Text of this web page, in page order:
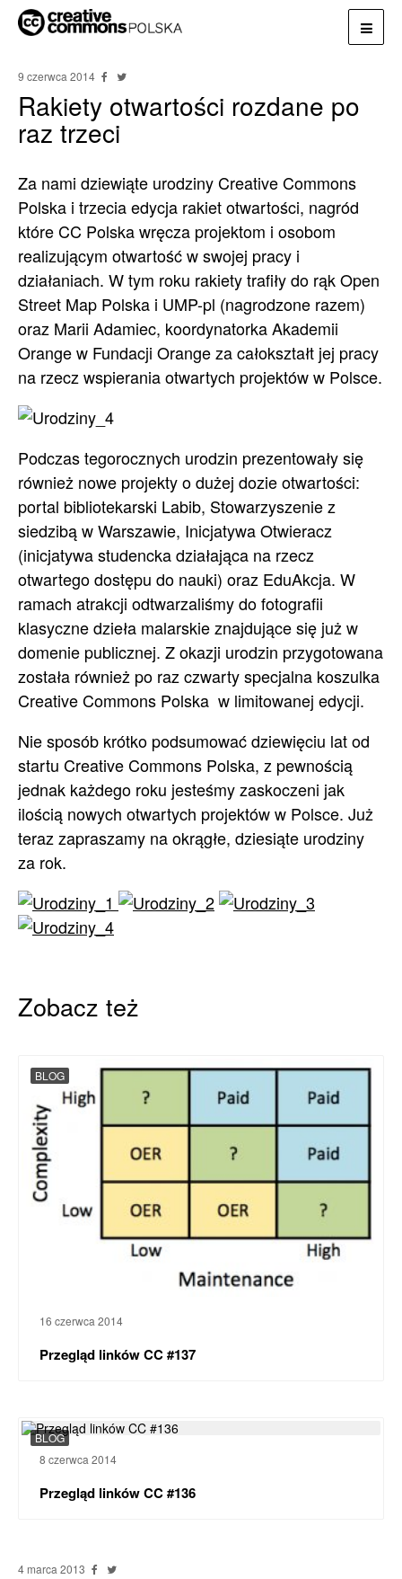
9 czerwca 2014
Rakiety otwartości rozdane po
raz trzeci
Za nami dziewiąte urodziny Creative Commons
Polska i trzecia edycja rakiet otwartości, nagród
które CC Polska wręcza projektom i osobom
realizującym otwartość w swojej pracy i
działaniach. W tym roku rakiety trafiły do rąk Open
Street Map Polska i UMP-pl (nagrodzone razem)
oraz Marii Adamiec, koordynatorka Akademii
Orange w Fundacji Orange za całokształt jej pracy
na rzecz wspierania otwartych projektów w Polsce.
Podczas tegorocznych urodzin prezentowały się
również nowe projekty o dużej dozie otwartości:
portal bibliotekarski Labib, Stowarzyszenie z
siedzibą w Warszawie, Inicjatywa Otwieracz
(inicjatywa studencka działająca na rzecz
otwartego dostępu do nauki) oraz EduAkcja. W
ramach atrakcji odtwarzaliśmy do fotografii
klasyczne dzieła malarskie znajdujące się już w
domenie publicznej. Z okazji urodzin przygotowana
została również po raz czwarty specjalna koszulka
Creative Commons Polska w limitowanej edycji.
Nie sposób krótko podsumować dziewięciu lat od
startu Creative Commons Polska, z pewnością
jednak każdego roku jesteśmy zaskoczeni jak
ilością nowych otwartych projektów w Polsce. Już
teraz zapraszamy na okrągłe, dziesiąte urodziny
za rok.
Zobacz też
BLOG
16 czerwca 2014
Przegląd linków CC #137
BLOG
8 czerwca 2014
Przegląd linków CC #136
4 marca 2013